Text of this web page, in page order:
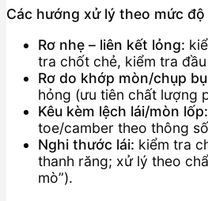
Các hướng xử lý theo mức
Rơ nhẹ – liên kết lỏng:
tra chốt chẻ, kiểm tra
Rơ do khớp mòn/chụp
hỏng (ưu tiên chất lượng
Kêu kèm lệch lái/mòn lốp:
toe/camber theo thông
Nghi thước lái: kiểm tra
thanh răng; xử lý theo
mò”).